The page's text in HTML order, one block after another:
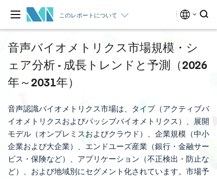
このレポートについて
音声バイオメトリクス市場規模・シ
ェア分析 - 成長トレンドと予測（2026
年～2031年）
音声認識バイオメトリクス市場は、タイプ（アクティブバ
イオメトリクスおよびパッシブバイオメトリクス）、展開
モデル（オンプレミスおよびクラウド）、企業規模（中小
企業および大企業）、エンドユーズ産業（銀行・金融サー
ビス・保険など）、アプリケーション（不正検出・防止な
ど）、および地域別にセグメント化されています。市場予